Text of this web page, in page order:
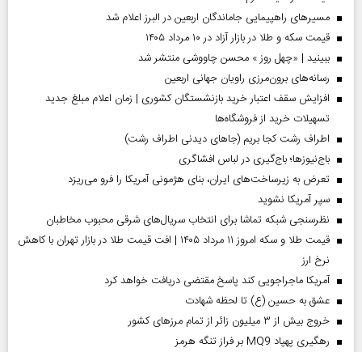
مسیر‌های راهپیمایی جاماندگان اربعین در البرز اعلام شد
قیمت سکه و طلا در بازار آزاد در ۱۰ مرداد ۱۴۰۵
ببینید | «چهل روز » محسن چاووشی منتشر شد
رسانه‌های برون‌مرزی راویان جهانی اربعین
افزایش سقف اعتبار خرید بازنشستگان کشوری | زمان اعلام مبلغ جدید
تسهیلات خرید از فروشگاه‌ها
اطراف رشت کجا بریم (جاهای دیدنی اطراف رشت)
باج‌نیوزها؛ باج‌گیری در لباس افشاگری
تعرض به زیرساخت‌های ایران، بنای هژمونی آمریکا را فرو می‌ریزد
سپر آمریکا نشوید
نظرسنجی شبکه تماشا برای انتخاب سریال‌های شرقی محبوب مخاطبان
قیمت طلا و سکه امروز ۱۱ مرداد ۱۴۰۵ | افت قیمت طلا در بازار تهران با کاهش
نرخ ارز
آمریکا ماجراجویی کند پاسخ مقتضی دریافت خواهد کرد
عشق به حسین (ع) تا لحظه شهادت
خروج بیش از ۳ میلیون زائر از تمام مرز‌های کشور
رهگیری پهپاد MQ9 بر فراز تنگه هرمز